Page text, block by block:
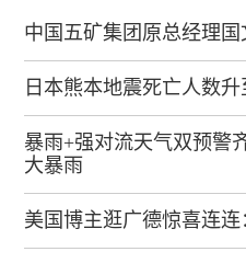
中国五矿集团原总经理
日本熊本地震死亡人数升
暴雨+强对流天气双预警
大暴雨
美国博主逛广德惊喜连